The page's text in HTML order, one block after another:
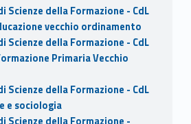
Scienze della Formazione - CdL
vecchio ordinamento
Scienze della Formazione - CdL
Primaria Vecchio
Scienze della Formazione - CdL
e sociologia